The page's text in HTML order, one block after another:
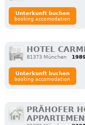
Unterkunft buchen
booking accomodation
HOTEL
81373 München
Unterkunft buchen
booking accomodation
PRÄHOFER